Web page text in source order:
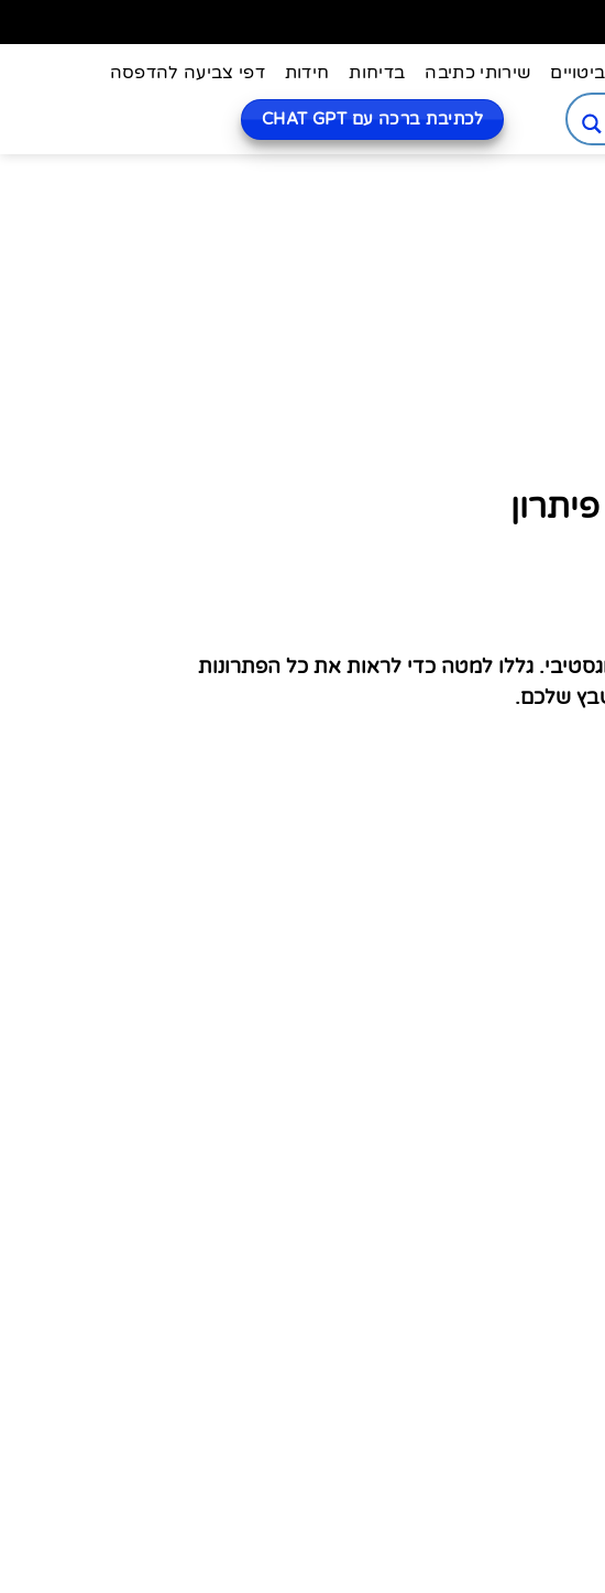
שירותי כתיבה בדיחות חידות דפי צביעה להדפסה
לכתיבת ברכה עם CHAT GPT
גללו למטה כדי לראות את כל הפתרונות
שלכם.